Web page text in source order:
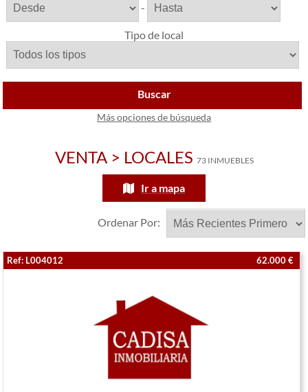
-
Tipo de local
Buscar
Más opciones de búsqueda
VENTA > LOCALES 73 INMUEBLES
Ir a mapa
Ordenar Por:
Ref: L004012 62.000 €